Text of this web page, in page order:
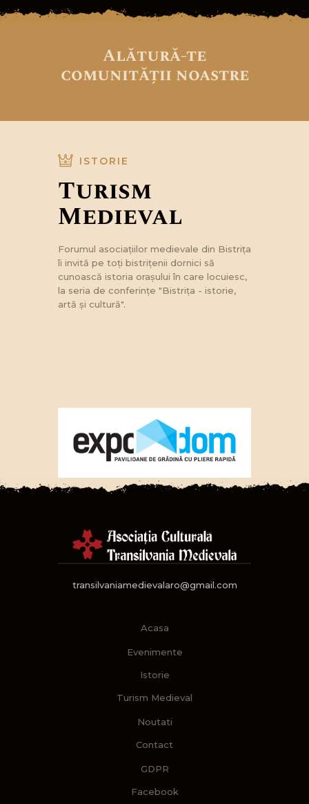
Alătură-te
comunității noastre
ISTORIE
Turism
Medieval
Forumul asociaţiilor medievale din Bistriţa
îi invită pe toţi bistriţenii dornici să
cunoască istoria oraşului în care locuiesc,
la seria de conferinţe "Bistriţa - istorie,
artă şi cultură".
transilvaniamedievalaro@gmail.com
Acasa
Evenimente
Istorie
Turism Medieval
Noutati
Contact
GDPR
Facebook